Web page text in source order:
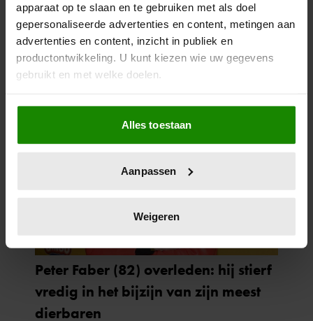
apparaat op te slaan en te gebruiken met als doel
gepersonaliseerde advertenties en content, metingen aan
advertenties en content, inzicht in publiek en
productontwikkeling. U kunt kiezen wie uw gegevens
gebruikt en met welke doelen.
Als u het toestaat, willen we ook graag:
Informatie verzamelen over uw geografische
locatie, die tot een paar meter nauwkeurig kan zijn
scannen op specifieke eigenschappen (fingerprinting)
verwerkt en stel uw voorkeuren in het
intrekken in de Cookieverklaring.
We gebruiken cookies om content en advertenties te
personaliseren, om functies voor social media te bieden
en om ons websiteverkeer te analyseren. Ook delen we
Alles toestaan
Aanpassen
Weigeren